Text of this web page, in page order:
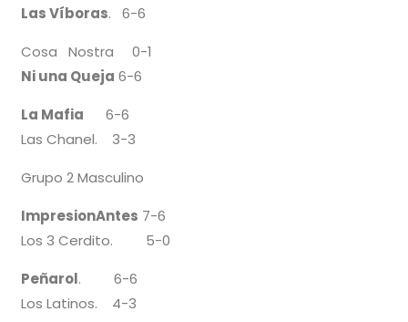
Las Víboras. 6-6
Cosa Nostra 0-1
Ni una Queja 6-6
La Mafia 6-6
Las Chanel. 3-3
Grupo 2 Masculino
ImpresionAntes 7-6
Los 3 Cerdito. 5-0
Peñarol. 6-6
Los Latinos. 4-3